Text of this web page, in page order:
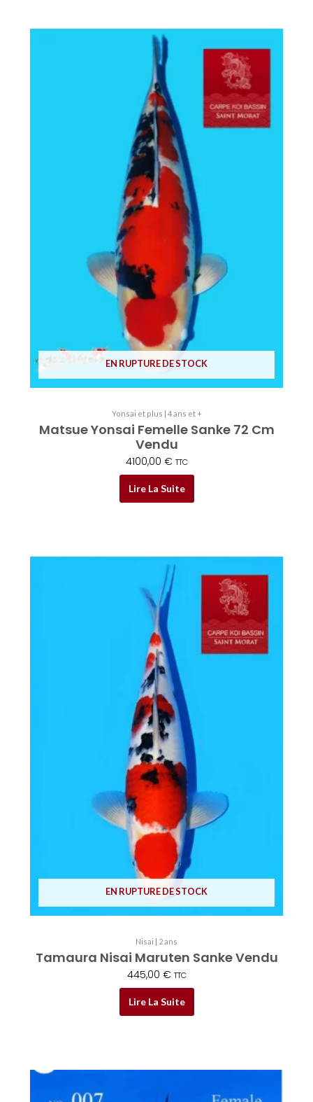
EN RUPTURE DE STOCK
Yonsai et plus | 4 ans et +
Matsue Yonsai Femelle Sanke 72 Cm
Vendu
4100,00 € TTC
Lire La Suite
EN RUPTURE DE STOCK
Nisai | 2 ans
Tamaura Nisai Maruten Sanke Vendu
445,00 € TTC
Lire La Suite